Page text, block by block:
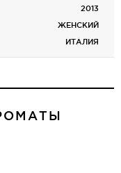
2013
ЖЕНСКИЙ
ИТАЛИЯ